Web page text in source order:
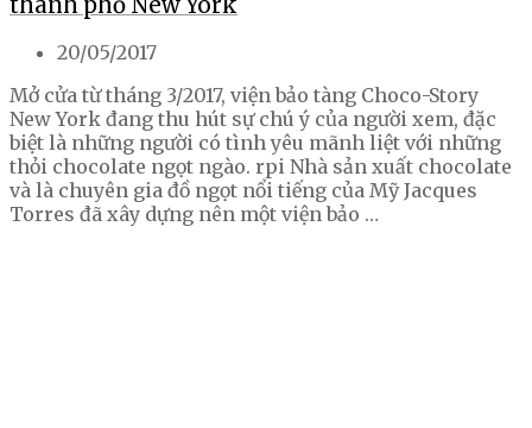
20/05/2017
Mở cửa từ tháng 3/2017, viện bảo tàng Choco-Story
New York đang thu hút sự chú ý của người xem, đặc
biệt là những người có tình yêu mãnh liệt với những
thỏi chocolate ngọt ngào. rpi Nhà sản xuất chocolate
và là chuyên gia đồ ngọt nổi tiếng của Mỹ Jacques
Torres đã xây dựng nên một viện bảo …